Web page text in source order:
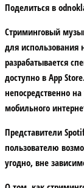
Поделиться в
Стриминговый
для
разрабатывается
доступно в App
непосредственно
мобильного
Представители
пользователю
угодно, вне